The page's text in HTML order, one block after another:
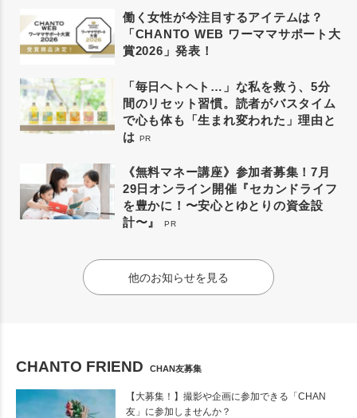
働く女性が今注目するアイテムは？
「CHANTO WEB ワーママサポート大
賞2026」発表！
「毎日ヘトヘト…」な私を救う、5分
間のリセット習慣。読者がバスタイム
で心も体も「生まれ変われた」理由と
は PR
《無料マネー講座》参加者募集！7月
29日オンライン開催『セカンドライフ
を豊かに！〜安心とゆとりの資金設
計〜』
PR
他のお知らせを見る
CHANTO FRIEND CHAN友募集
【大募集！】撮影や企画に参加できる「CHAN
友」に参加しませんか？